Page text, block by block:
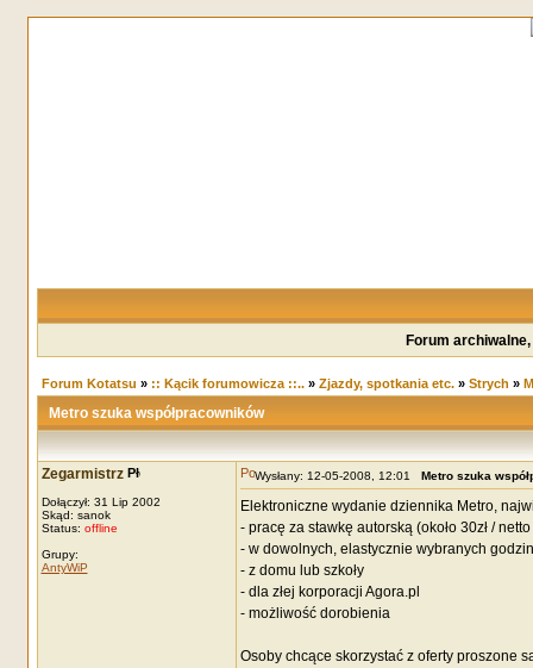
Forum
Forum Kotatsu » :: Kącik forumowicza ::..» Zjazdy, spotkania etc.» Strych »
Metro szuka współpracowników
Zegarmistrz
Dołączył: 31 Lip 2002
Skąd: sanok
Status: offline
Grupy:
AntyWiP
Wysłany: 12-05-2008, 12:01 Metro szuka
Elektroniczne wydanie dziennika Metro,
- pracę za stawkę autorską (około 30zł /
- w dowolnych, elastycznie wybranych
- z domu lub szkoły
- dla złej korporacji Agora.pl
- możliwość dorobienia
Osoby chcące skorzystać z oferty proszone